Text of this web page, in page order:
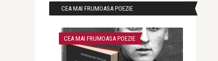
CEA MAI FRUMOASA POEZIE
CEA MAI FRUMOASA POEZIE